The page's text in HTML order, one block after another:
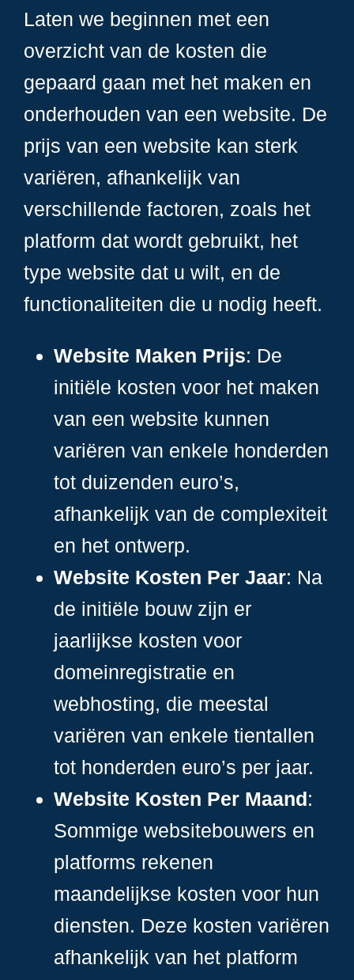
Laten we beginnen met een
overzicht van de kosten die
gepaard gaan met het maken en
onderhouden van een website. De
prijs van een website kan sterk
variëren, afhankelijk van
verschillende factoren, zoals het
platform dat wordt gebruikt, het
type website dat u wilt, en de
functionaliteiten die u nodig heeft.
Website Maken Prijs: De
initiële kosten voor het maken
van een website kunnen
variëren van enkele honderden
tot duizenden euro’s,
afhankelijk van de complexiteit
en het ontwerp.
Website Kosten Per Jaar: Na
de initiële bouw zijn er
jaarlijkse kosten voor
domeinregistratie en
webhosting, die meestal
variëren van enkele tientallen
tot honderden euro’s per jaar.
Website Kosten Per Maand:
Sommige websitebouwers en
platforms rekenen
maandelijkse kosten voor hun
diensten. Deze kosten variëren
afhankelijk van het platform